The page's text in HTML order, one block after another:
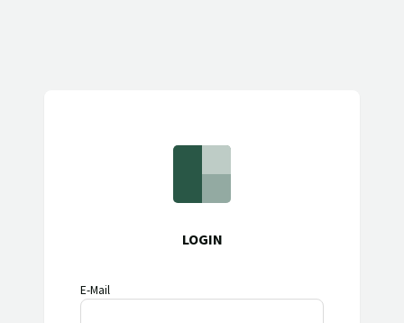
LOGIN
E-Mail